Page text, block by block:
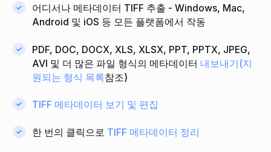
어디서나 메타데이터 TIFF 추출 - Windows, Mac,
Android 및 iOS 등 모든 플랫폼에서 작동
PDF, DOC, DOCX, XLS, XLSX, PPT, PPTX, JPEG,
AVI 및 더 많은 파일 형식의 메타데이터 내보내기(지
원되는 형식 목록참조)
TIFF 메타데이터 보기 및 편집
한 번의 클릭으로 TIFF 메타데이터 정리